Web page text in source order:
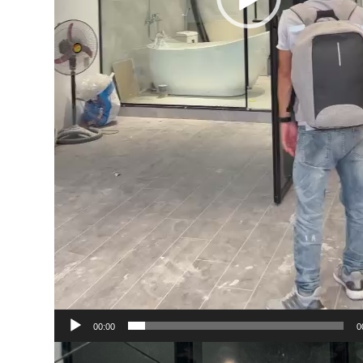
00:00